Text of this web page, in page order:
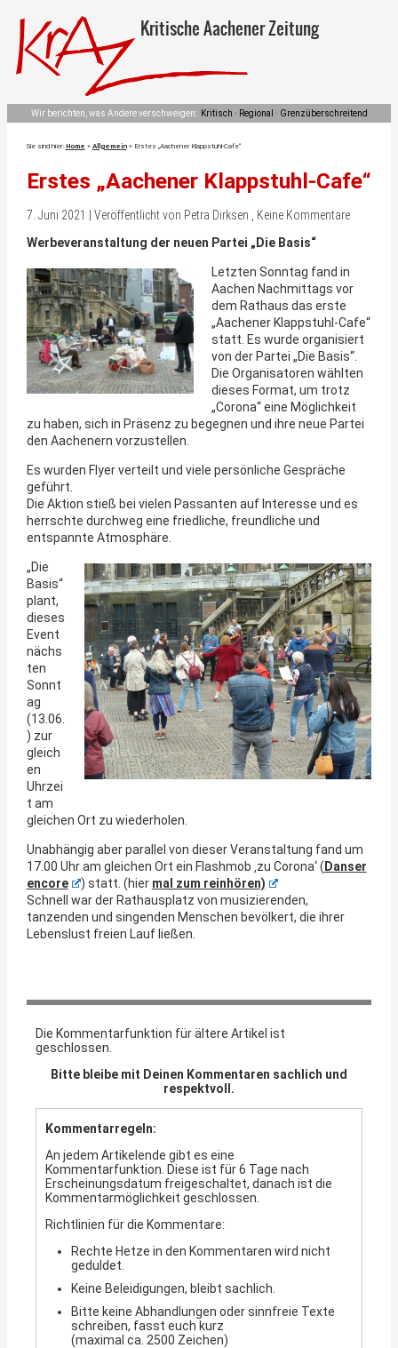
Kritische Aachener Zeitung
Wir berichten, was Andere verschweigen: Kritisch · Regional · Grenzüberschreitend
Sie sind hier: Home » Allgemein» Erstes „Aachener Klappstuhl-Cafe“
Erstes „Aachener Klappstuhl-Cafe“
7. Juni 2021 | Veröffentlicht von Petra Dirksen , Keine Kommentare
Werbeveranstaltung der neuen Partei „Die Basis“
Letzten Sonntag fand in
Aachen Nachmittags vor
dem Rathaus das erste
„Aachener Klappstuhl-Cafe“
statt. Es wurde organisiert
von der Partei „Die Basis“.
Die Organisatoren wählten
dieses Format, um trotz
„Corona“ eine Möglichkeit
zu haben, sich in Präsenz zu begegnen und ihre neue Partei
den Aachenern vorzustellen.
Es wurden Flyer verteilt und viele persönliche Gespräche
geführt.
Die Aktion stieß bei vielen Passanten auf Interesse und es
herrschte durchweg eine friedliche, freundliche und
entspannte Atmosphäre.
„Die
Basis“
plant,
dieses
Event
nächs
ten
Sonnt
ag
(13.06.
) zur
gleich
en
Uhrzei
t am
gleichen Ort zu wiederholen.
Unabhängig aber parallel von dieser Veranstaltung fand um
17.00 Uhr am gleichen Ort ein Flashmob ‚zu Corona‘ ( Danser
encore
) statt. (hier mal zum reinhören)
Schnell war der Rathausplatz von musizierenden,
tanzenden und singenden Menschen bevölkert, die ihrer
Lebenslust freien Lauf ließen.
Die Kommentarfunktion für ältere Artikel ist
geschlossen.
Bitte bleibe mit Deinen Kommentaren sachlich und
respektvoll.
Kommentarregeln:
An jedem Artikelende gibt es eine
Kommentarfunktion. Diese ist für 6 Tage nach
Erscheinungsdatum freigeschaltet, danach ist die
Kommentarmöglichkeit geschlossen.
Richtlinien für die Kommentare:
Rechte Hetze in den Kommentaren wird nicht
geduldet.
Keine Beleidigungen, bleibt sachlich.
Bitte keine Abhandlungen oder sinnfreie Texte
schreiben, fasst euch kurz
(maximal ca. 2500 Zeichen)